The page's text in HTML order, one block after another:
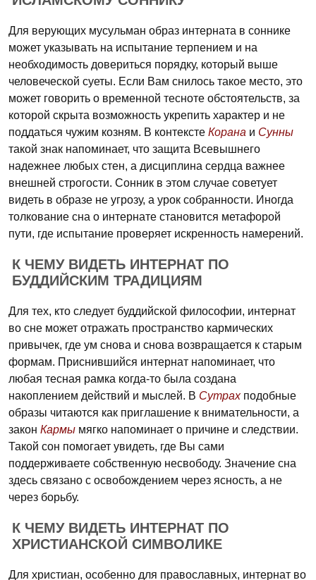
Для верующих мусульман образ интерната в соннике
может указывать на испытание терпением и на
необходимость довериться порядку, который выше
человеческой суеты. Если Вам снилось такое место, это
может говорить о временной тесноте обстоятельств, за
которой скрыта возможность укрепить характер и не
поддаться чужим козням. В контексте Корана и Сунны
такой знак напоминает, что защита Всевышнего
надежнее любых стен, а дисциплина сердца важнее
внешней строгости. Сонник в этом случае советует
видеть в образе не угрозу, а урок собранности. Иногда
толкование сна о интернате становится метафорой
пути, где испытание проверяет искренность намерений.
К ЧЕМУ ВИДЕТЬ ИНТЕРНАТ ПО
БУДДИЙСКИМ ТРАДИЦИЯМ
Для тех, кто следует буддийской философии, интернат
во сне может отражать пространство кармических
привычек, где ум снова и снова возвращается к старым
формам. Приснившийся интернат напоминает, что
любая тесная рамка когда-то была создана
накоплением действий и мыслей. В Сутрахподобные
образы читаются как приглашение к внимательности, а
закон Кармы мягко напоминает о причине и следствии.
Такой сон помогает увидеть, где Вы сами
поддерживаете собственную несвободу. Значение сна
здесь связано с освобождением через ясность, а не
через борьбу.
К ЧЕМУ ВИДЕТЬ ИНТЕРНАТ ПО
ХРИСТИАНСКОЙ СИМВОЛИКЕ
Для христиан, особенно для православных, интернат во